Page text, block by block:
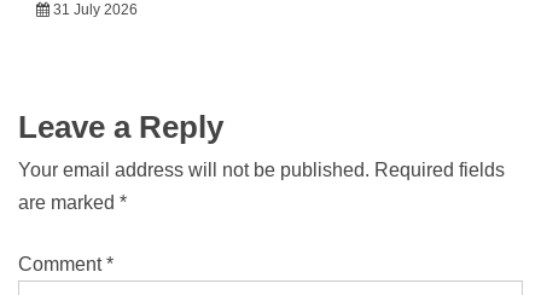
31 July 2026
Leave a Reply
Your email address will not be published. Required fields
are marked *
Comment*